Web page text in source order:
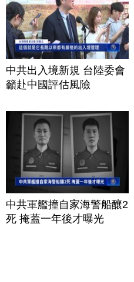
中共出入境新規 台陸委會
籲赴中國評估風險
中共軍艦撞自家海警船釀2
死 掩蓋一年後才曝光